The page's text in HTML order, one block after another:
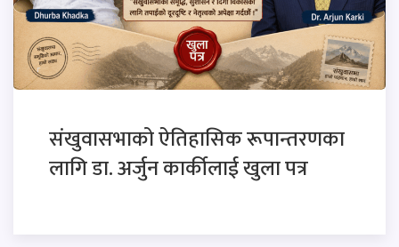
संखुवासभाको ऐतिहासिक रूपान्तरणका
लागि डा. अर्जुन कार्कीलाई खुला पत्र